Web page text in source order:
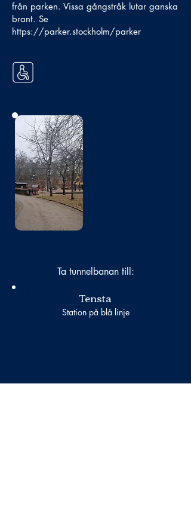
från parken. Vissa gångstråk lutar ganska
brant. Se
https://parker.stockholm/parker
Bild
saknas
Ta tunnelbanan till:
Tensta
Station på blå linje